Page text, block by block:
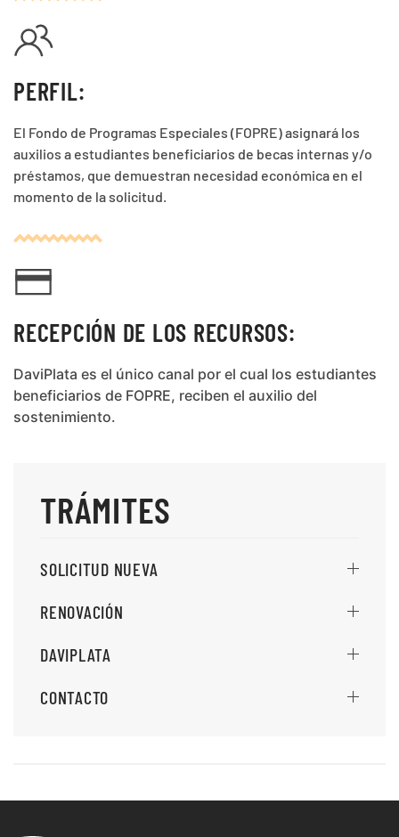
PERFIL:
El Fondo de Programas Especiales (FOPRE) asignará los
auxilios a estudiantes beneficiarios de becas internas y/o
préstamos, que demuestran necesidad económica en el
momento de la solicitud.
RECEPCIÓN DE LOS RECURSOS:
DaviPlata es el único canal por el cual los estudiantes
beneficiarios de FOPRE, reciben el auxilio del
sostenimiento.
TRÁMITES
SOLICITUD NUEVA
RENOVACIÓN
DAVIPLATA
CONTACTO